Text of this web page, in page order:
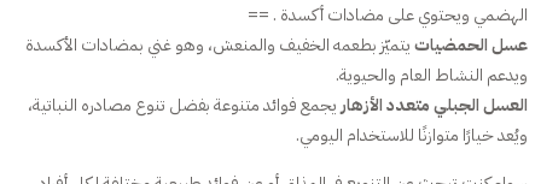
الهضمي ويحتوي على مضادات أكسدة . ==
عسل الحمضياتيتميّز بطعمه الخفيف والمنعش، وهو غني بمضادات الأكسدة
ويدعم النشاط العام والحيوية.
العسل الجبلي متعدد الأزهاريجمع فوائد متنوعة بفضل تنوع مصادره النباتية،
ويُعد خيارًا متوازنًا للاستخدام اليومي.